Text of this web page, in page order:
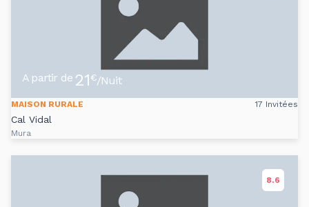
A partir de 21€/Nuit
MAISON RURALE 17 Invitées
Cal Vidal
Mura
8.6